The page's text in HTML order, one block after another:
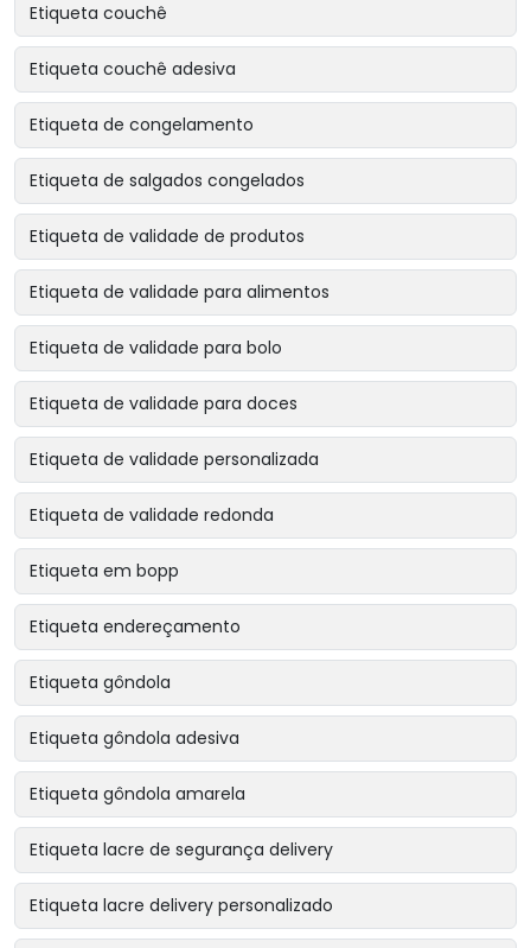
Etiqueta couchê
Etiqueta couchê adesiva
Etiqueta de congelamento
Etiqueta de salgados congelados
Etiqueta de validade de produtos
Etiqueta de validade para alimentos
Etiqueta de validade para bolo
Etiqueta de validade para doces
Etiqueta de validade personalizada
Etiqueta de validade redonda
Etiqueta em bopp
Etiqueta endereçamento
Etiqueta gôndola
Etiqueta gôndola adesiva
Etiqueta gôndola amarela
Etiqueta lacre de segurança delivery
Etiqueta lacre delivery personalizado